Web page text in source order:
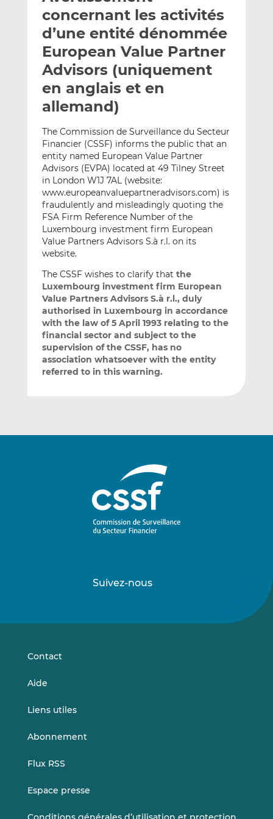
e
p
a
r
m
l
g
e
r
s
u
L
k
e
d
I
n
g
e
r
s
u
F
e
b
o
o
k
concernant les activités
d’une entité dénommée
European Value Partner
Advisors (uniquement
en anglais et en
allemand)
The Commission de Surveillance du Secteur
Financier (CSSF) informs the public that an
entity named European Value Partner
Advisors (EVPA) located at 49 Tilney Street
in London W1J 7AL (website:
www.europeanvaluepartneradvisors.com) is
fraudulently and misleadingly quoting the
FSA Firm Reference Number of the
Luxembourg investment firm European
Value Partners Advisors S.à r.l. on its
website.
The CSSF wishes to clarify that the
Luxembourg investment firm European
Value Partners Advisors S.à r.l., duly
authorised in Luxembourg in accordance
with the law of 5 April 1993 relating to the
financial sector and subject to the
supervision of the CSSF, has no
association whatsoever with the entity
referred to in this warning.
Suivez-nous
sursur
Contact
Aide
Liens utiles
Abonnement
Flux RSS
Espace presse